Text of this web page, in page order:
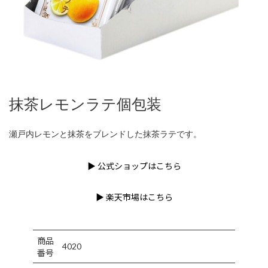
抹茶レモンラテ個包装
瀬戸内レモンと抹茶をブレンドした抹茶ラテです。
▶ 公式ショップはこちら
▶ 楽天市場はこちら
商品
番号
4020